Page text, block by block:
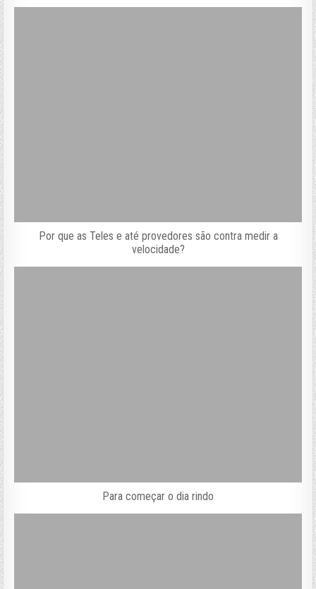
Por que as Teles e até provedores são contra medir a
velocidade?
Para começar o dia rindo